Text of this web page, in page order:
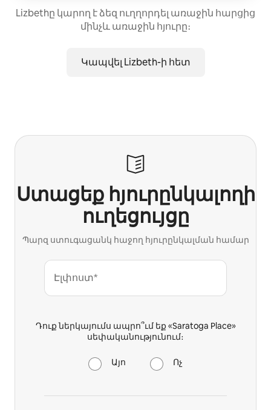
Lizbethը կարող է ձեզ ուղղորդել առաջին հարցից
մինչև առաջին հյուրը։
Կապվել Lizbeth-ի հետ
Ստացեք հյուրընկալողի
ուղեցույցը
Պարզ ստուգացանկ հաջող հյուրընկալման համար
Էլփոստ*
Դուք ներկայումս ապրո՞ւմ եք «Saratoga Place»
սեփականությունում։
Այո Ոչ